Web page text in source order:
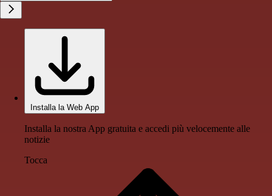
Installa la Web App
Installa la nostra App gratuita e accedi più velocemente alle
notizie
Tocca